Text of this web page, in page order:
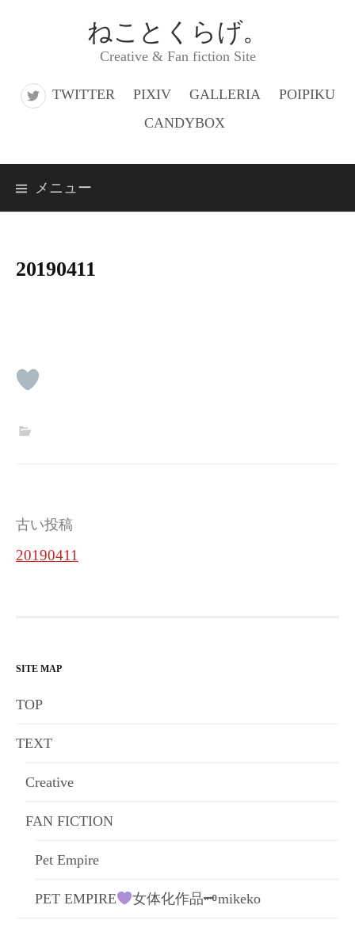
ス
ねことくらげ。
Creative & Fan fiction Site
TWITTER PIXIV GALLERIA
POIPIKU
CANDYBOX
メニュー
20190411
投
稿
ー
シ
ン
古い投稿
20190411
SITE MAP
TOP
TEXT
Creative
FAN FICTION
Pet Empire
PET EMPIRE 女体化作品🗝mikeko